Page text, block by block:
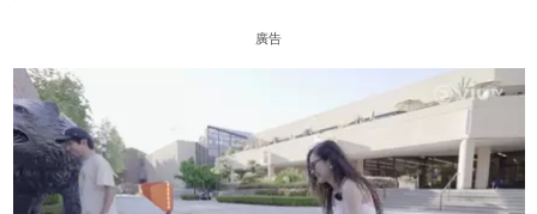
廣告